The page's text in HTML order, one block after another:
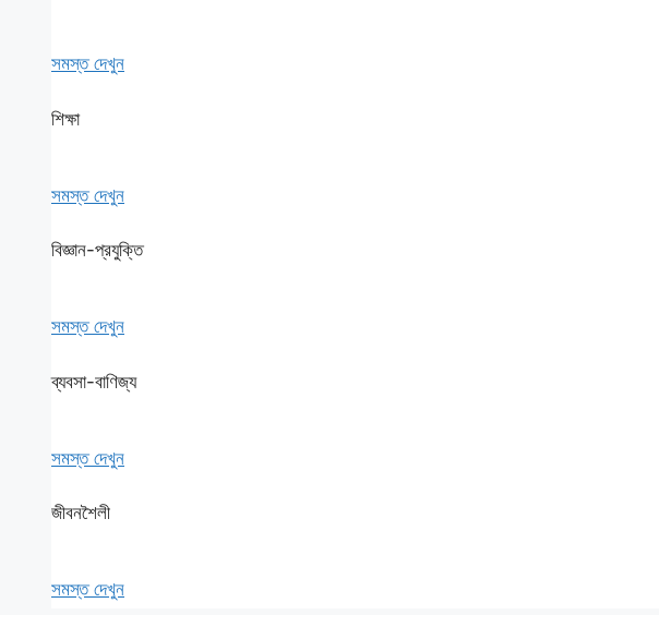
সমস্ত দেখুন
শিক্ষা
সমস্ত দেখুন
বিজ্ঞান-প্রযুক্তি
সমস্ত দেখুন
ব্যবসা-বাণিজ্য
সমস্ত দেখুন
জীবনশৈলী
সমস্ত দেখুন